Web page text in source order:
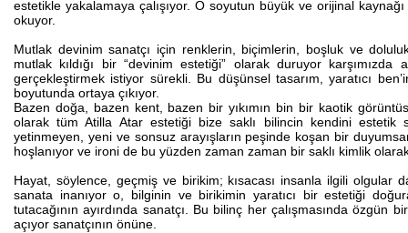
estetikle yakalamaya çalışıyor. O soyutun büyük ve orijinal
okuyor.
Mutlak devinim sanatçı için renklerin, biçimlerin, boşluk ve
mutlak kıldığı bir “devinim estetiği” olarak duruyor
gerçekleştirmek istiyor sürekli. Bu düşünsel tasarım, yaratıcı
boyutunda ortaya çıkıyor.
Bazen doğa, bazen kent, bazen bir yıkımın bin bir kaotik
olarak tüm Atilla Atar estetiği bize saklı bilincin kendini estetik
yetinmeyen, yeni ve sonsuz arayışların peşinde koşan bir
hoşlanıyor ve ironi de bu yüzden zaman zaman bir saklı kimlik
Hayat, söylence, geçmiş ve birikim; kısacası insanla ilgili olgular
sanata inanıyor o, bilginin ve birikimin yaratıcı bir estetiği
tutacağının ayırdında sanatçı. Bu bilinç her çalışmasında
açıyor sanatçının önüne.